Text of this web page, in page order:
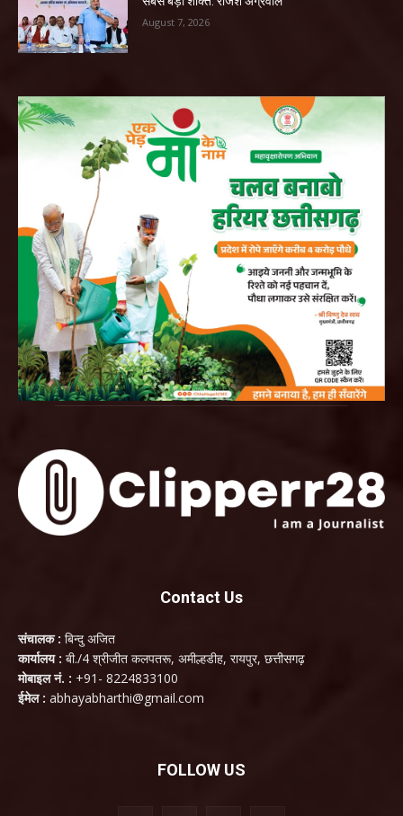
August 7, 2026
Contact Us
संचालक : बिन्दु अजित
कार्यालय : बी./4 श्रीजीत कलपतरू, अमील्हडीह, रायपुर, छत्तीसगढ़
मोबाइल नं. : +91- 8224833100
ईमेल : abhayabharthi@gmail.com
FOLLOW US